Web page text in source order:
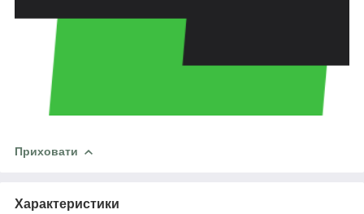
Приховати
Характеристики